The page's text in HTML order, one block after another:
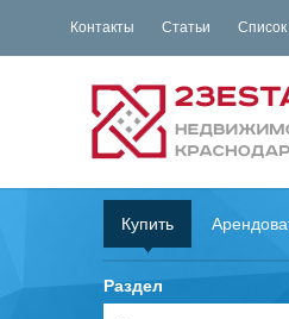
Контакты Статьи Список
Купить
Раздел